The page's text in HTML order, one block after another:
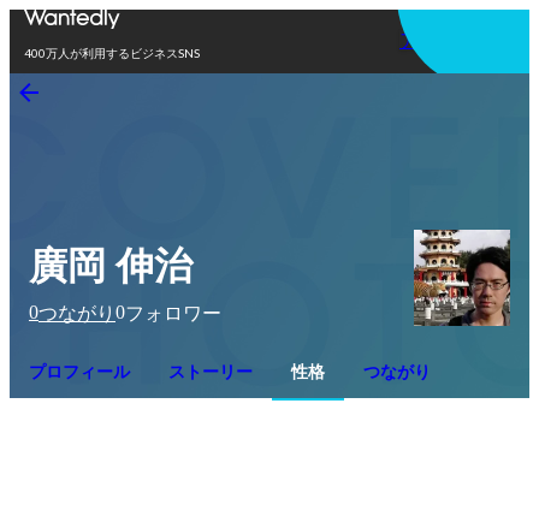
400万人が利用するビジネスSNS
アプリを使う
廣岡 伸治
0つながり 0フォロワー
プロフィール ストーリー 性格 つながり